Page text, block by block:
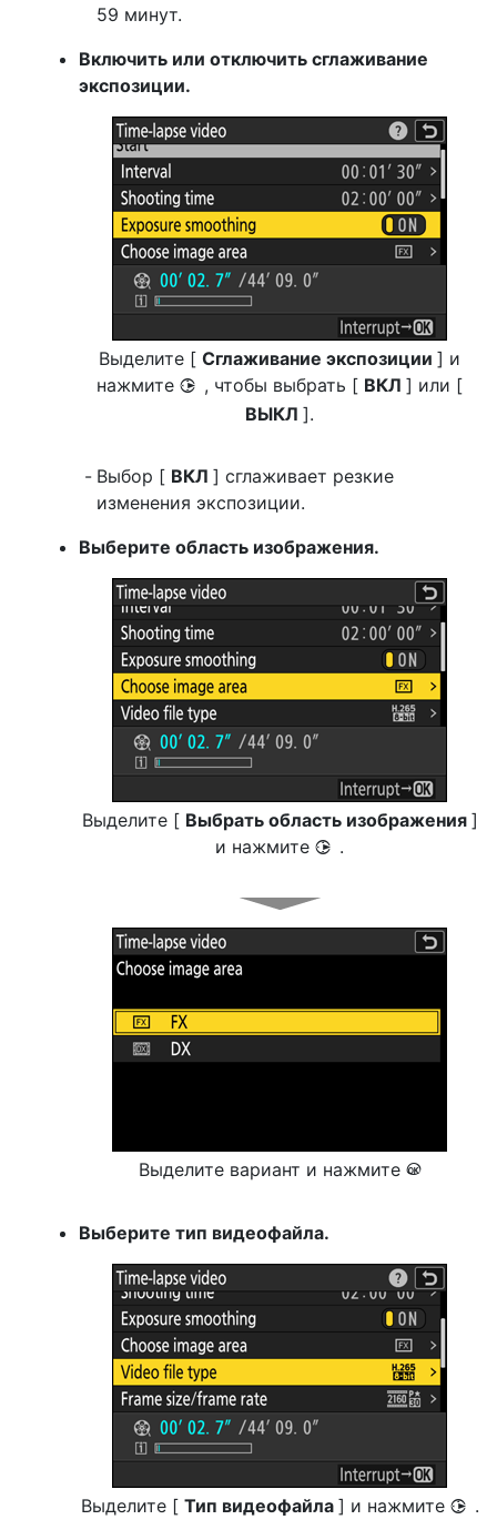
59 минут.
Включить или отключить сглаживание
экспозиции.
Выделите [ Сглаживание экспозиции ] и
нажмите 2 , чтобы выбрать [ ВКЛ ] или [
ВЫКЛ ].
Выбор [ ВКЛ ] сглаживает резкие
изменения экспозиции.
Выберите область изображения.
Выделите [ Выбрать область изображения ]
и нажмите 2 .
Выделите вариант и нажмите J
Выберите тип видеофайла.
Выделите [ Тип видеофайла ] и нажмите 2 .